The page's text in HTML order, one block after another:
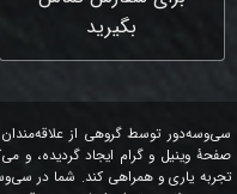
بگیرید
سی‌وسه‌دور توسط گروهی از علاقه‌مندان
صفحۀ وینیل و گرام ایجاد گردیده، و
تجربه یاری و همراهی کند. شما در